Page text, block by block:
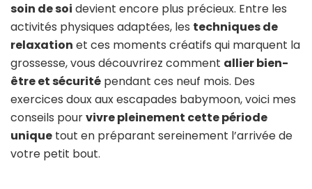
soin de soi devient encore plus précieux. Entre les
activités physiques adaptées, les techniques de
relaxation et ces moments créatifs qui marquent la
grossesse, vous découvrirez comment allier bien-
être et sécurité pendant ces neuf mois. Des
exercices doux aux escapades babymoon, voici mes
conseils pourvivre pleinement cette période
unique tout en préparant sereinement l’arrivée de
votre petit bout.